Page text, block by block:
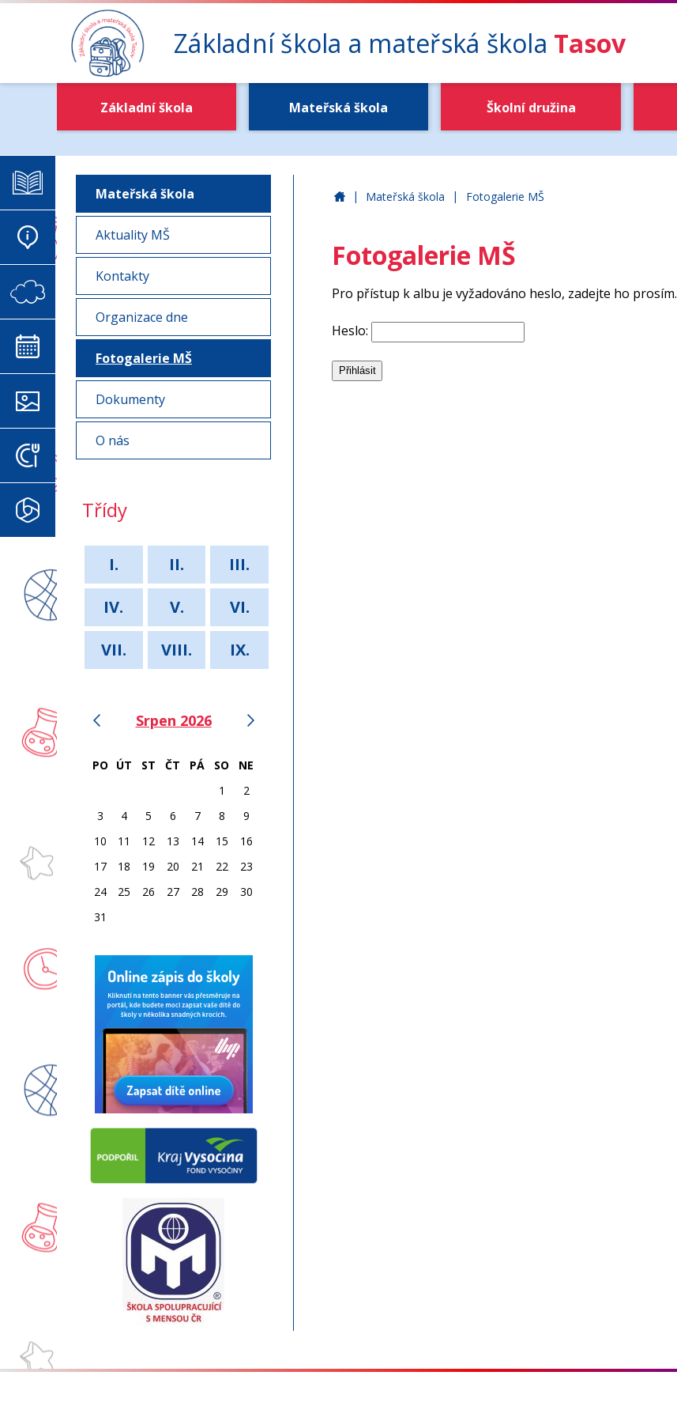
Základní škola a mateřská škola Tasov
Základní škola Mateřská škola Školní družina
Základní škola a mateřská škola Tasov
| Mateřská škola | Fotogalerie MŠ
Fotogalerie MŠ
Pro přístup k albu je vyžadováno heslo, zadejte ho prosím.
Heslo:
Mateřská škola
Aktuality MŠ
Kontakty
Organizace dne
Fotogalerie MŠ
Dokumenty
O nás
Třídy
I. II.
III.
IV.
V.
VI.
VII.
VIII. IX.
Srpen 2026
PO ÚT ST ČT PÁ SO
NE
1
2
3
4 5 6 7 8
9
10
11 12 13 14 15
16
17
18 19 20 21 22
23
24
25 26 27 28 29
30
31
AKTUALITY
VIRTUÁLNÍ SCHRÁNKA DŮVĚRY
FOTOGALERIE
JÍDELNÍČEK
MICROSOFT 365